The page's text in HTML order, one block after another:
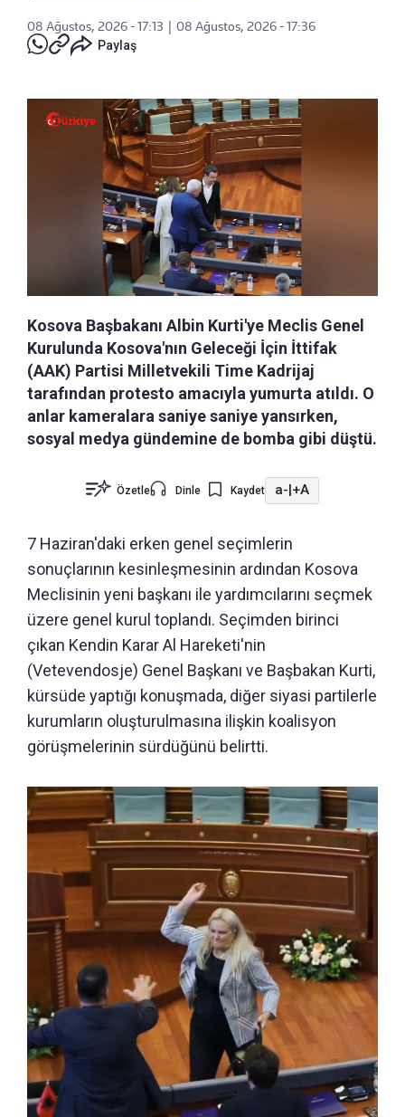
08 Ağustos, 2026 - 17:13
08 Ağustos, 2026 - 17:36
Paylaş
Kosova Başbakanı Albin Kurti'ye Meclis Genel
Kurulunda Kosova'nın Geleceği İçin İttifak
(AAK) Partisi Milletvekili Time Kadrijaj
tarafından protesto amacıyla yumurta atıldı. O
anlar kameralara saniye saniye yansırken,
sosyal medya gündemine de bomba gibi düştü.
Özetle Dinle Kaydet a- +A
7 Haziran'daki erken genel seçimlerin
sonuçlarının kesinleşmesinin ardından Kosova
Meclisinin yeni başkanı ile yardımcılarını seçmek
üzere genel kurul toplandı. Seçimden birinci
çıkan Kendin Karar Al Hareketi'nin
(Vetevendosje) Genel Başkanı ve Başbakan Kurti,
kürsüde yaptığı konuşmada, diğer siyasi partilerle
kurumların oluşturulmasına ilişkin koalisyon
görüşmelerinin sürdüğünü belirtti.